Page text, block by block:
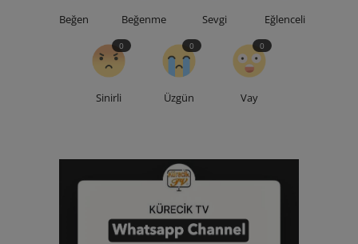
Beğen Beğenme Sevgi Eğlenceli
Sinirli
0
Üzgün
0
Vay
0